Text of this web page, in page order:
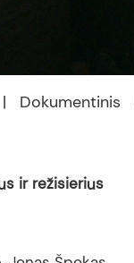
ir režisierius